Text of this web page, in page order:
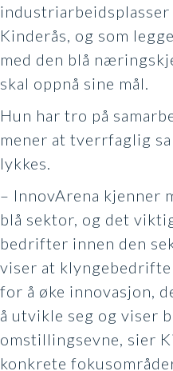
Kinderås, og som
med den blå
skal oppnå sine mål.
Hun har tro på
mener at tverrfaglig
lykkes.
– InnovArena kjenner
blå sektor, og det
bedrifter innen den
viser at
for å øke innovasjon,
å utvikle seg og viser
omstillingsevne, sier
konkrete